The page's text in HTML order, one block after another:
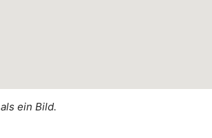
ein Bild.